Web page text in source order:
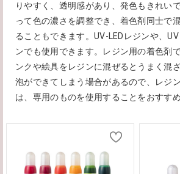
りやすく、透明感があり、発色もきれい
って色の濃さを調整でき、着色剤同士で
ることもできます。UV-LEDレジンや、
ンでも使用できます。レジン用の着色剤
ンクや絵具をレジンに混ぜるとうまく混
泡ができてしまう場合があるので、レジ
は、専用のものを使用することをおすすめ